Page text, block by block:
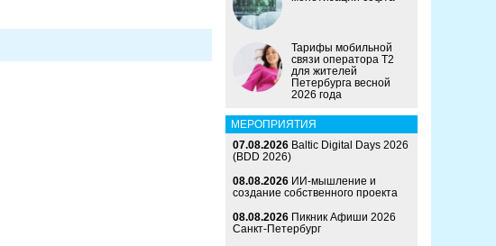
Тарифы мобильной
связи оператора Т2
для жителей
Петербурга весной
2026 года
МЕРОПРИЯТИЯ
07.08.2026 Baltic Digital Days 2026
(BDD 2026)
08.08.2026 ИИ-мышление и
создание собственного проекта
08.08.2026 Пикник Афиши 2026
Санкт-Петербург